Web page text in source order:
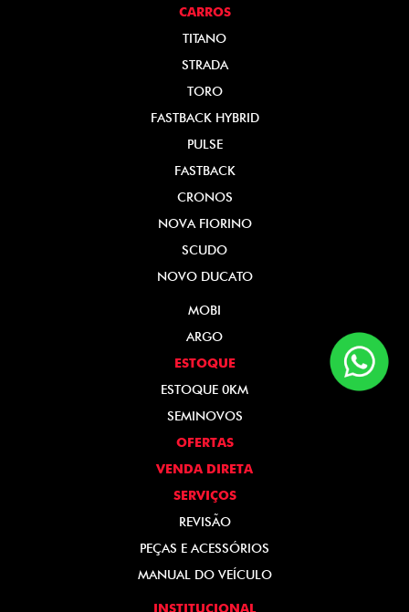
CARROS
TITANO
STRADA
TORO
FASTBACK HYBRID
PULSE
FASTBACK
CRONOS
NOVA FIORINO
SCUDO
NOVO DUCATO
MOBI
ARGO
ESTOQUE
ESTOQUE 0KM
SEMINOVOS
OFERTAS
VENDA DIRETA
SERVIÇOS
REVISÃO
PEÇAS E ACESSÓRIOS
MANUAL DO VEÍCULO
INSTITUCIONAL